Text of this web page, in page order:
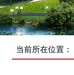
当前所在位置：